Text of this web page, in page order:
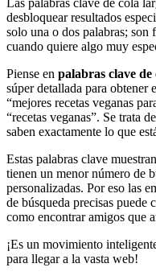
Las palabras clave de cola
desbloquear resultados
solo una o dos palabras; son
cuando quiere algo muy
Piense en palabras clave de
súper detallada para obtener
“mejores recetas veganas
“recetas veganas”. Se trata
saben exactamente lo que
Estas palabras clave muestran
tienen un menor número de
personalizadas. Por eso las
de búsqueda precisas puede
como encontrar amigos que
¡Es un movimiento
para llegar a la vasta web!